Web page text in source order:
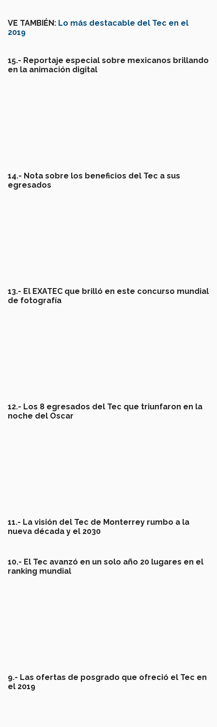
VE TAMBIÉN: Lo más destacable del Tec en el
2019
15.- Reportaje especial sobre mexicanos brillando
en la animación digital
14.- Nota sobre los beneficios del Tec a sus
egresados
13.- El EXATEC que brilló en este concurso mundial
de fotografía
12.- Los 8 egresados del Tec que triunfaron en la
noche del Oscar
11.- La visión del Tec de Monterrey rumbo a la
nueva década y el 2030
10.- El Tec avanzó en un solo año 20 lugares en el
ranking mundial
9.- Las ofertas de posgrado que ofreció el Tec en
el 2019